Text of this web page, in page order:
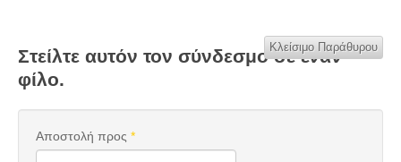
Στείλτε αυτόν τον σύνδεσμο σε έναν
φίλο.
Κλείσιμο Παράθυρου
Αποστολή προς *